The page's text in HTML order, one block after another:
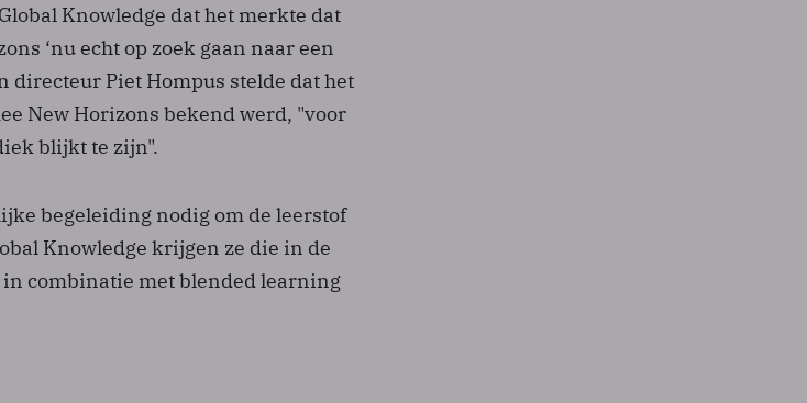
Knowledge dat het merkte dat
‘nu echt op zoek gaan naar een
directeur Piet Hompus stelde dat het
New Horizons bekend werd, "voor
blijkt te zijn".
begeleiding nodig om de leerstof
Knowledge krijgen ze die in de
combinatie met blended learning